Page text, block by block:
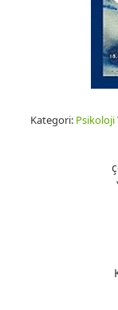
Kategori: Psikoloji